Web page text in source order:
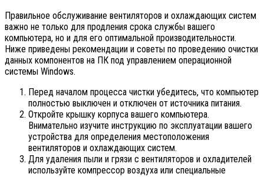
Правильное обслуживание вентиляторов и охлаждающих систем
важно не только для продления срока службы вашего
компьютера, но и для его оптимальной производительности.
Ниже приведены рекомендации и советы по проведению очистки
данных компонентов на ПК под управлением операционной
системы Windows.
Перед началом процесса чистки убедитесь, что компьютер
полностью выключен и отключен от источника питания.
Откройте крышку корпуса вашего компьютера.
Внимательно изучите инструкцию по эксплуатации вашего
устройства для определения местоположения
вентиляторов и охлаждающих систем.
Для удаления пыли и грязи с вентиляторов и охладителей
используйте компрессор воздуха или специальные